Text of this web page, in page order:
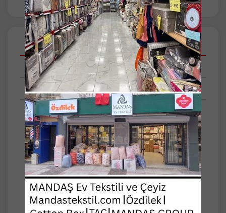
Açıklamalar
Taksit Seçenekleri
Tüm Yorumlar
-%100 PAMUK KEYFİ, FITTED LASTİKLİ,
YASTIK KILIFLI...
-Hanzade Lastikli Penye Çift Kişilik Çarşaf Seti
-Çarşaf: 160x200cm+30 (Yani çarşafın yatağı
kapatan yüksekliği 30cm'dir.)
-Yastık Kılıfı: 50x70cm (2 Adet)